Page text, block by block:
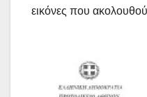
εικόνες που